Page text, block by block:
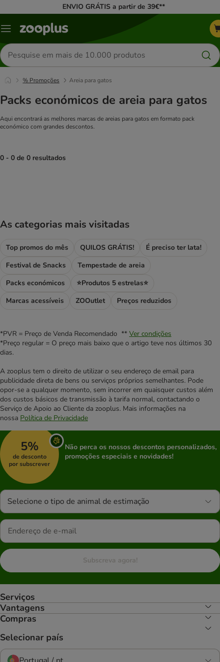
ENVIO GRÁTIS a partir de 39€**
Menu
Pesquisar
produtos
% Promoções Areia para gatos
Packs económicos de areia para gatos
Aqui encontrará as melhores marcas de areias para gatos em formato pack
económico com grandes descontos.
0 - 0 de 0 resultados
As categorias mais visitadas
Top promos do mês QUILOS GRÁTIS!
É preciso ter lata!
Festival de Snacks
Tempestade de areia
Packs económicos
⭐Produtos 5 estrelas⭐
Marcas acessíveis
ZOOutlet Preços reduzidos
*PVR = Preço de Venda Recomendado ** Ver condições
*Preço regular = O preço mais baixo que o artigo teve nos últimos 30
dias.
A zooplus tem o direito de utilizar o seu endereço de email para
publicidade direta de bens ou serviços próprios semelhantes. Pode
opor-se a qualquer momento, sem incorrer em quaisquer custos além
dos custos básicos de transmissão à tarifa normal, contactando o
Serviço de Apoio ao Cliente da zooplus. Mais informações na
nossa Política de Privacidade
5%
de desconto
por subscrever
Não perca os nossos descontos personalizados,
promoções especiais e novidades!
Selecione o tipo de animal de estimação
Subscreva agora!
Serviços
Vantagens
Compras
Selecionar país